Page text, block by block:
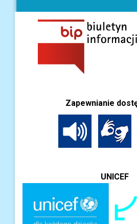
Zapewnianie
UNICEF